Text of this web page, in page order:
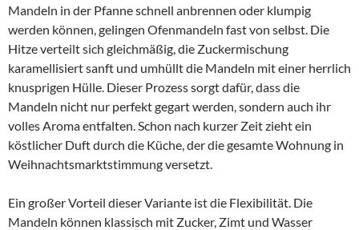
Mandeln in der Pfanne schnell anbrennen oder klumpig
werden können, gelingen Ofenmandeln fast von selbst. Die
Hitze verteilt sich gleichmäßig, die Zuckermischung
karamellisiert sanft und umhüllt die Mandeln mit einer herrlich
knusprigen Hülle. Dieser Prozess sorgt dafür, dass die
Mandeln nicht nur perfekt gegart werden, sondern auch ihr
volles Aroma entfalten. Schon nach kurzer Zeit zieht ein
köstlicher Duft durch die Küche, der die gesamte Wohnung in
Weihnachtsmarktstimmung versetzt.
Ein großer Vorteil dieser Variante ist die Flexibilität. Die
Mandeln können klassisch mit Zucker, Zimt und Wasser